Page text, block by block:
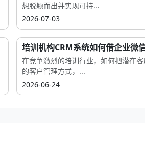
想脱颖而出并实现可持...
2026-07-03
培训机构CRM系统如何借企业微
在竞争激烈的培训行业，如何把潜在
的客户管理方式，...
2026-06-24